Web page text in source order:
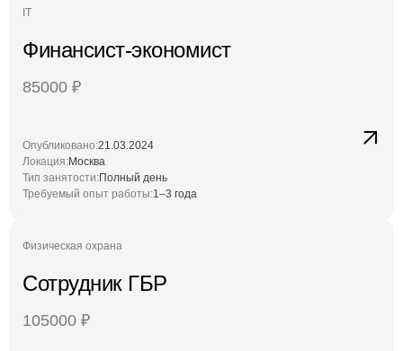
IT
Финансист-экономист
85000 ₽
Опубликовано:21.03.2024
Локация:Москва
Тип занятости:Полный день
Требуемый опыт работы:1–3 года
Физическая охрана
Сотрудник ГБР
105000 ₽